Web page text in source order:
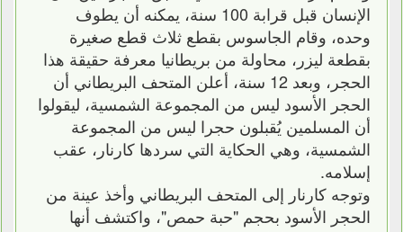
الإنسان قبل قرابة 100 سنة، يمكنه أن يطوف
وحده، وقام الجاسوس بقطع ثلاث قطع صغيرة
بقطعة ليزر، محاولة من بريطانيا معرفة حقيقة هذا
الحجر، وبعد 12 سنة، أعلن المتحف البريطاني أن
الحجر الأسود ليس من المجموعة الشمسية، ليقولوا
أن المسلمين يُقبلون حجرا ليس من المجموعة
الشمسية، وهي الحكاية التي سردها كارنار، عقب
إسلامه.
وتوجه كارنار إلى المتحف البريطاني وأخذ عينة من
الحجر الأسود بحجم "حبة حمص"، واكتشف أنها